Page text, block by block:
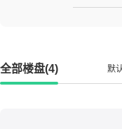
全部楼盘(4) 默